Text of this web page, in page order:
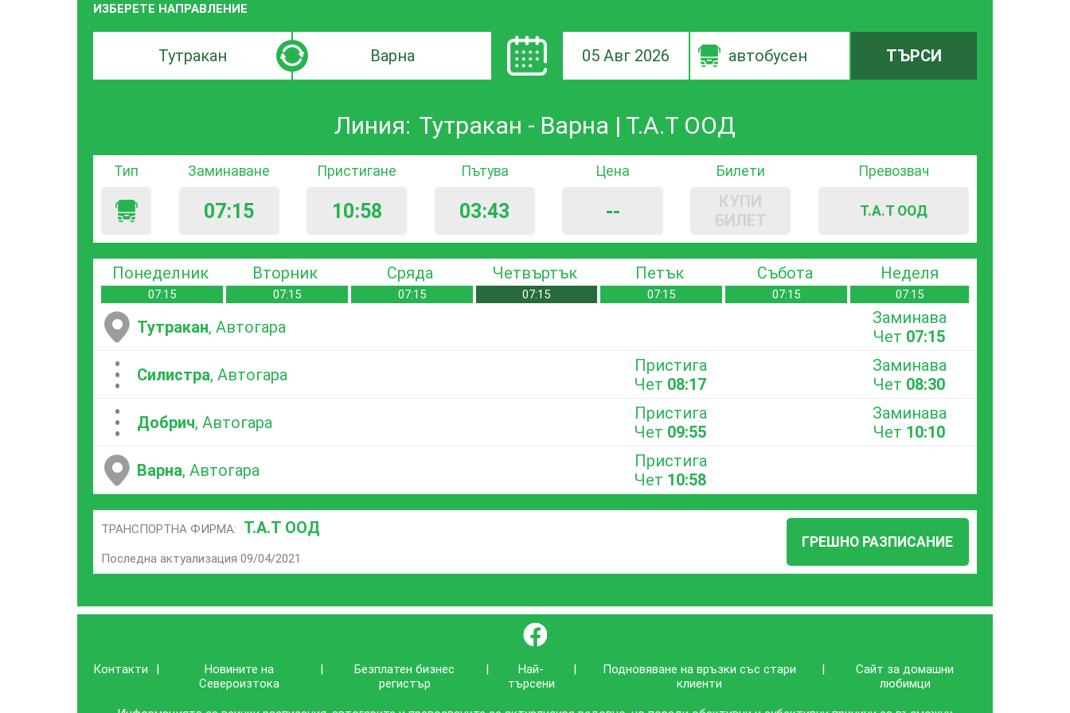
ИЗБЕРЕТЕ НАПРАВЛЕНИЕ
Търсачка
по
Търсачка
по
05 Авг 2026 автобусен ТЪРСИ
Линия: Тутракан - Варна | Т.А.Т ООД
Тип Заминаване
07:15
Пристигане
10:58
Пътува
03:43
Цена
--
Билети
КУПИ
БИЛЕТ
Превозвач
Т.А.Т ООД
Понеделник
07:15
Вторник
07:15
Сряда
07:15
Четвъртък
07:15
Петък
07:15
Събота
07:15
Неделя
07:15
Тутракан, Автогара
Заминава
Чет 07:15
...Силистра, Автогара
Пристига
Чет 08:17
Заминава
Чет 08:30
...Добрич, Автогара
Пристига
Чет 09:55
Заминава
Чет 10:10
Варна, Автогара
Пристига
Чет 10:58
ТРАНСПОРТНА ФИРМА: Т.А.Т ООД
Последна актуализация 09/04/2021
ГРЕШНО РАЗПИСАНИЕ
}
Контакти |
Новините на
Североизтока
|
Безплатен бизнес
регистър
|
Най-
търсени
|
Подновяване на връзки със стари
клиенти
|
Сайт за домашни
любимци